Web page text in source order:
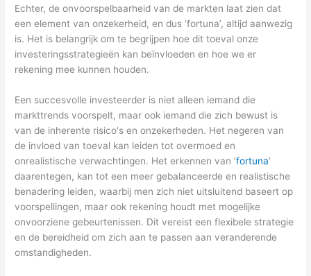
Echter, de onvoorspelbaarheid van de markten laat zien dat
een element van onzekerheid, en dus ‘fortuna’, altijd aanwezig
is. Het is belangrijk om te begrijpen hoe dit toeval onze
investeringsstrategieën kan beïnvloeden en hoe we er
rekening mee kunnen houden.
Een succesvolle investeerder is niet alleen iemand die
markttrends voorspelt, maar ook iemand die zich bewust is
van de inherente risico's en onzekerheden. Het negeren van
de invloed van toeval kan leiden tot overmoed en
onrealistische verwachtingen. Het erkennen van ‘fortuna’
daarentegen, kan tot een meer gebalanceerde en realistische
benadering leiden, waarbij men zich niet uitsluitend baseert op
voorspellingen, maar ook rekening houdt met mogelijke
onvoorziene gebeurtenissen. Dit vereist een flexibele strategie
en de bereidheid om zich aan te passen aan veranderende
omstandigheden.